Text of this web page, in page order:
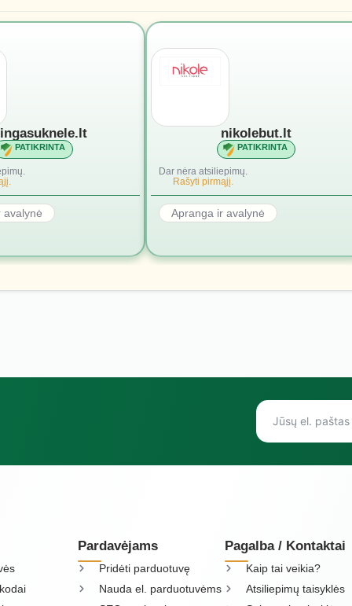
PATIKRINTA
avalynė
nikolebut.lt
PATIKRINTA
Dar nėra atsiliepimų.
Rašyti pirmąjį.
Apranga ir avalynė
Pardavėjams
Pridėti parduotuvę
Nauda el. parduotuvėms
Pagalba / Kontaktai
Kaip tai veikia?
Atsiliepimų taisyklės